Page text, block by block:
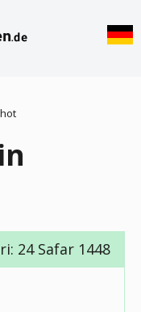
24 Safar 1448